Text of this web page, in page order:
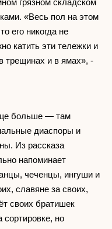
грязном складском
«Весь пол на этом
его никогда не
катить эти тележки и
трещинах и в ямах», -
больше — там
диаспоры и
Из рассказа
напоминает
чеченцы, ингуши и
славяне за своих,
своих братишек
но